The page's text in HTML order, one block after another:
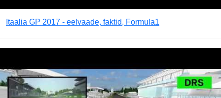
Itaalia GP 2017 - eelvaade, faktid, Formula1